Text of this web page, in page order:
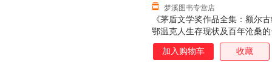
《茅盾文学奖作品全集：额尔
鄂温克人生存现状及百年沧桑
叹却难得其解的神奇岩画；又
挚爱与心灵悲苦的民族史诗。
梦溪图书专营店
加入购物车 收藏